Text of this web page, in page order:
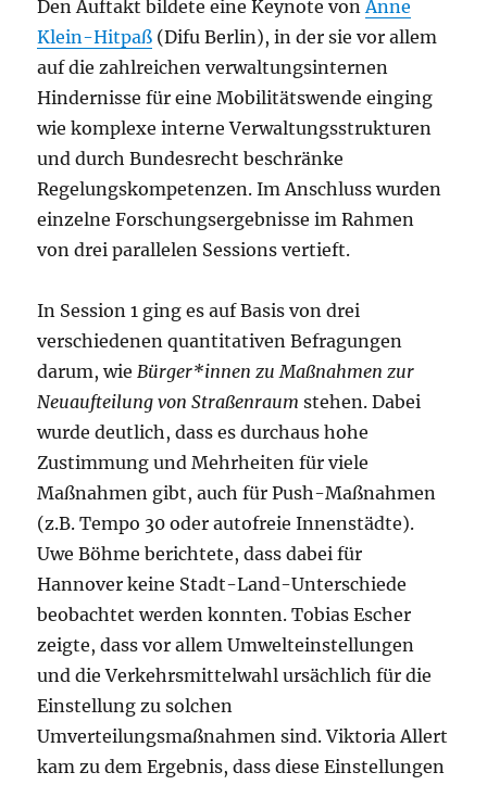
Den Auftakt bildete eine Keynote von Anne
Klein-Hitpaß (Difu Berlin), in der sie vor allem
auf die zahlreichen verwaltungsinternen
Hindernisse für eine Mobilitätswende einging
wie komplexe interne Verwaltungsstrukturen
und durch Bundesrecht beschränke
Regelungskompetenzen. Im Anschluss wurden
einzelne Forschungsergebnisse im Rahmen
von drei parallelen Sessions vertieft.
In Session 1 ging es auf Basis von drei
verschiedenen quantitativen Befragungen
darum, wie Bürger*innen zu Maßnahmen zur
Neuaufteilung von Straßenraum stehen. Dabei
wurde deutlich, dass es durchaus hohe
Zustimmung und Mehrheiten für viele
Maßnahmen gibt, auch für Push-Maßnahmen
(z.B. Tempo 30 oder autofreie Innenstädte).
Uwe Böhme berichtete, dass dabei für
Hannover keine Stadt-Land-Unterschiede
beobachtet werden konnten. Tobias Escher
zeigte, dass vor allem Umwelteinstellungen
und die Verkehrsmittelwahl ursächlich für die
Einstellung zu solchen
Umverteilungsmaßnahmen sind. Viktoria Allert
kam zu dem Ergebnis, dass diese Einstellungen